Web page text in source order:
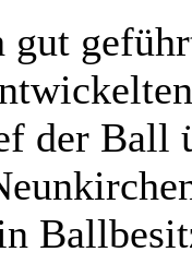
der Ball